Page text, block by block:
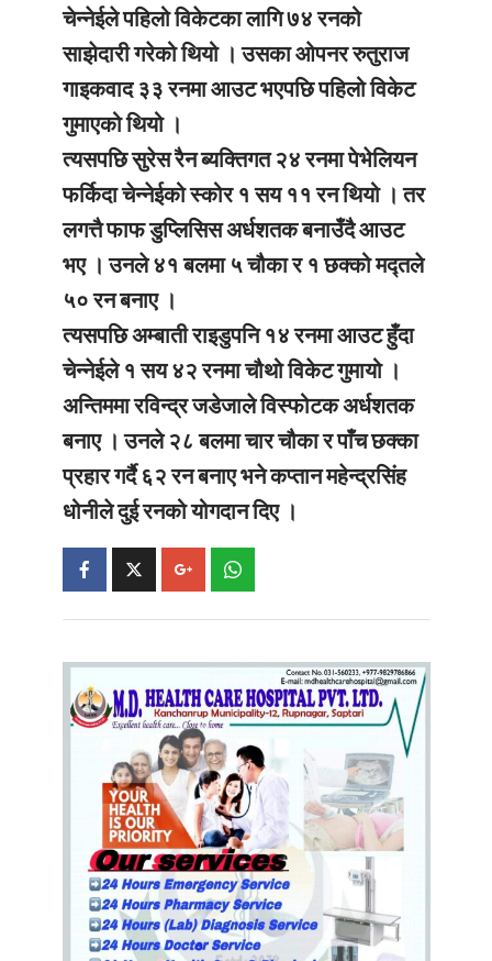
चेन्नेईले पहिलो विकेटका लागि ७४ रनको
साझेदारी गरेको थियो । उसका ओपनर रुतुराज
गाइकवाद ३३ रनमा आउट भएपछि पहिलो विकेट
गुमाएको थियो ।
त्यसपछि सुरेस रैन ब्यक्तिगत २४ रनमा पेभेलियन
फर्किदा चेन्नेईको स्कोर १ सय ११ रन थियो । तर
लगत्तै फाफ डुप्लिसिस अर्धशतक बनाउँदै आउट
भए । उनले ४१ बलमा ५ चौका र १ छक्को मद्तले
५० रन बनाए ।
त्यसपछि अम्बाती राइडुपनि १४ रनमा आउट हुँदा
चेन्नेईले १ सय ४२ रनमा चौथो विकेट गुमायो ।
अन्तिममा रविन्द्र जडेजाले विस्फोटक अर्धशतक
बनाए । उनले २८ बलमा चार चौका र पाँच छक्का
प्रहार गर्दै ६२ रन बनाए भने कप्तान महेन्द्रसिंह
धोनीले दुई रनको योगदान दिए ।